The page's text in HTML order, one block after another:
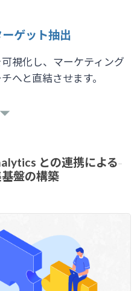
ゲット抽出
視化し、マーケティング
へと直結させます。
との連携による
盤の構築